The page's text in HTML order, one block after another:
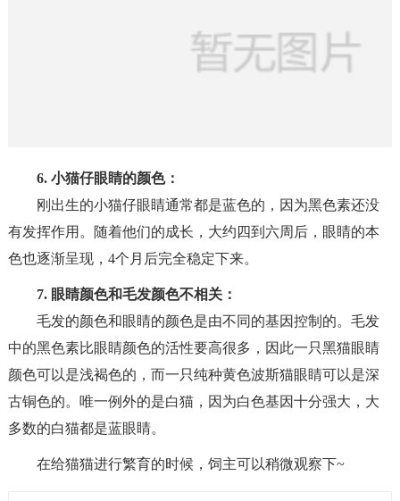
6. 小猫仔眼睛的颜色：
刚出生的小猫仔眼睛通常都是蓝色的，因为黑色素还没
有发挥作用。随着他们的成长，大约四到六周后，眼睛的本
色也逐渐呈现，4个月后完全稳定下来。
7. 眼睛颜色和毛发颜色不相关：
毛发的颜色和眼睛的颜色是由不同的基因控制的。毛发
中的黑色素比眼睛颜色的活性要高很多，因此一只黑猫眼睛
颜色可以是浅褐色的，而一只纯种黄色波斯猫眼睛可以是深
古铜色的。唯一例外的是白猫，因为白色基因十分强大，大
多数的白猫都是蓝眼睛。
在给猫猫进行繁育的时候，饲主可以稍微观察下~